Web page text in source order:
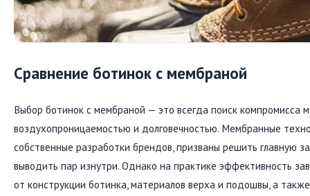
Сравнение ботинок с мембраной
Выбор ботинок с мембраной — это всегда поиск компромисса
воздухопроницаемостью и долговечностью. Мембранные
собственные разработки брендов, призваны решить главную
выводить пар изнутри. Однако на практике эффективность
от конструкции ботинка, материалов верха и подошвы, а